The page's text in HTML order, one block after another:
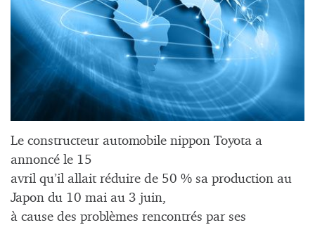
Le constructeur automobile nippon Toyota a
annoncé le 15
avril qu’il allait réduire de 50 % sa production au
Japon du 10 mai au 3 juin,
à cause des problèmes rencontrés par ses